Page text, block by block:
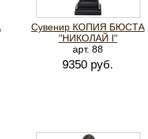
Сувенир КОПИЯ БЮСТА
"НИКОЛАЙ I"
арт. 88
9350 руб.